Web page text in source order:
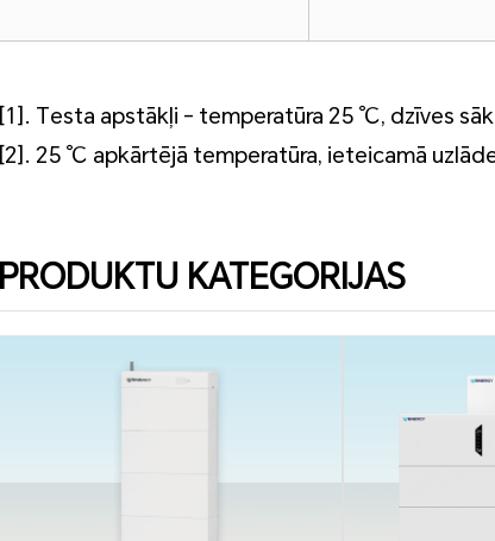
[1]. Testa apstākļi - temperatūra 25 ℃, dzīves
[2]. 25 ℃ apkārtējā temperatūra, ieteicamā
PRODUKTU KATEGORIJAS